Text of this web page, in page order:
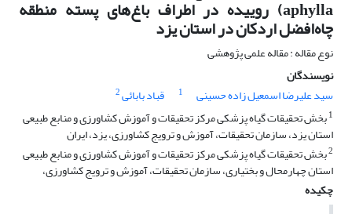
aphylla) روییده در اطراف باغ‌های پسته منطقه
چاه‌افضل اردکان در استان یزد
نوع مقاله : مقاله علمی پژوهشی
نویسندگان
سید علیرضا اسمعیل زاده حسینی
1 قباد بابائی2
1بخش تحقیقات گیاه پزشکی مرکز تحقیقات و آموزش کشاورزی و منابع طبیعی
استان یزد، سازمان تحقیقات، آموزش و ترویج کشاورزی، یزد، ایران
2بخش تحقیقات گیاه پزشکی مرکز تحقیقات و آموزش کشاورزی و منابع طبیعی
استان چهارمحال و بختیاری، سازمان تحقیقات، آموزش و ترویج کشاورزی،
چکیده